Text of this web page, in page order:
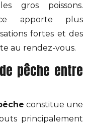
gros poissons.
apporte plus
fortes et des
au rendez-vous.
pêche entre
constitue une
principalement